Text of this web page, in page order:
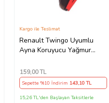
Renault Twingo Uyumlu
Ayna Koruyucu Yağmur
li Takım - Ücretsiz Kargo
Kargo ile Teslimat
159,00 TL
Sepette %10 İndirim 143,10 TL
15,26 TL'den Başlayan Taksitlerle